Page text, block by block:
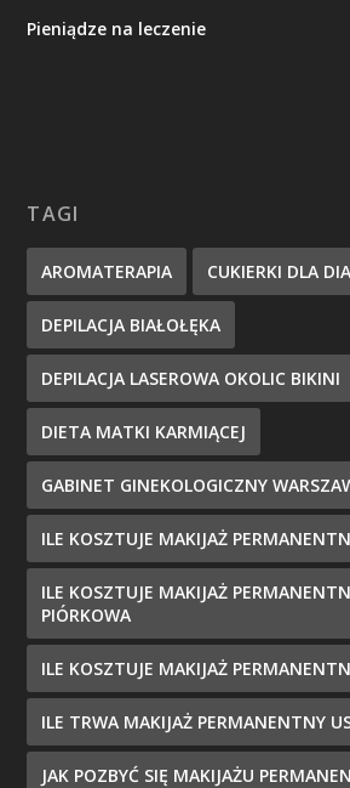
Pieniądze na leczenie
TAGI
AROMATERAPIA CUKIERKI DLA
DEPILACJA BIAŁOŁĘKA
DEPILACJA LASEROWA OKOLIC BIKINI
DIETA MATKI KARMIĄCEJ
GABINET GINEKOLOGICZNY
ILE KOSZTUJE MAKIJAŻ
ILE KOSZTUJE MAKIJAŻ
PIÓRKOWA
ILE KOSZTUJE MAKIJAŻ
ILE TRWA MAKIJAŻ PERMANENTNY
JAK POZBYĆ SIĘ MAKIJAŻU